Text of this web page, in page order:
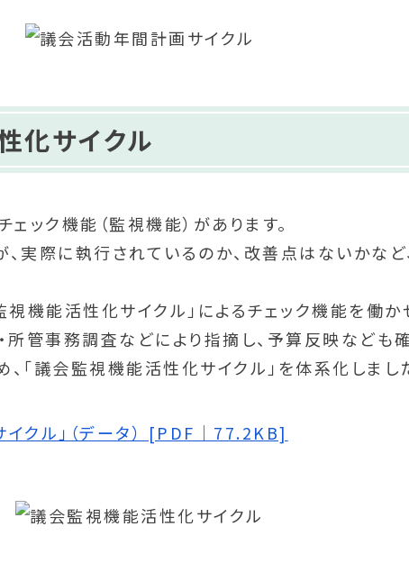
化サイクル
ック機能（監視機能）があります。
実際に執行されているのか、改善点はないかなど
視機能活性化サイクル」によるチェック機能を働か
所管事務調査などにより指摘し、予算反映なども
「議会監視機能活性化サイクル」を体系化しまし
クル」（データ） [PDF｜77.2KB]